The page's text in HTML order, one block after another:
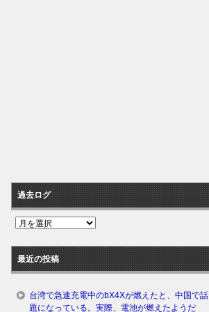
過去ログ
過
ロ
グ
最近の投稿
台湾で急速充電中のbX4Xが燃えたと、中国で話
題になっている。実際、電池が燃えたようだ